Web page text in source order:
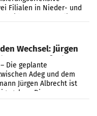
Filialen in Nieder- und
Wechsel: Jürgen
1.1.2027 auf Adeg
– Die geplante
Adeg und dem
Jürgen Albrecht ist
Die
und der